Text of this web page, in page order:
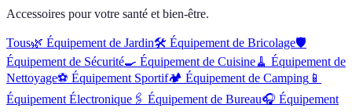
Accessoires pour votre santé et bien-être.
Tous🌿 Équipement de Jardin🛠️ Équipement de Bricolage🛡️
Équipement de Sécurité🍳 Équipement de Cuisine🧹 Équipement de
Nettoyage⚽ Équipement Sportif🏕️ Équipement de Camping 📱
Équipement Électronique 🖇️ Équipement de Bureau🎧 Équipement